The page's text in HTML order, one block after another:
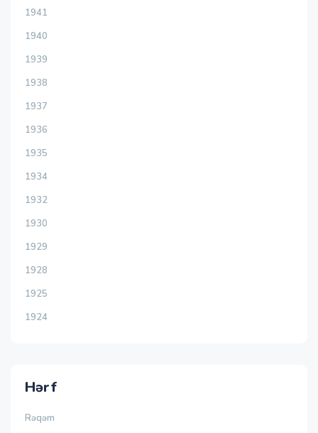
1941
1940
1939
1938
1937
1936
1935
1934
1932
1930
1929
1928
1925
1924
Hərf
Rəqəm